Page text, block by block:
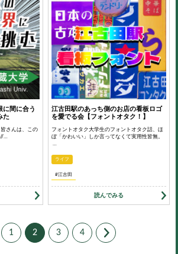
に間に合う
た
さんは、この
…
江古田駅のあっち側のお店の看板ロゴ
を愛でる会【フォントオタク！】
フォントオタク大学生のフォントオタク話、ほ
ぼ「かわいい」しか言ってなくて実用性皆無。
…
ライフ
#江古田
読んでみる
1 2 3 4